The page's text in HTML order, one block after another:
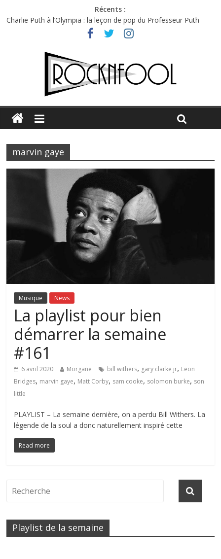
Récents :
Charlie Puth à l’Olympia : la leçon de pop du Professeur Puth
Festival Triptyque : un nouveau festival de musique indépendant
Hellfest 2026 vendredi : température et émotions en hausse
Hellfest 2026 jeudi : impossible de choisir entre chaleur et bonne
Première édition du Midgard Festival : entre bière, métal et
marvin gaye
Musique News
La playlist pour bien
démarrer la semaine
#161
6 avril 2020 Morgane bill withers, gary clarke jr, Leon
Bridges, marvin gaye, Matt Corby, sam cooke, solomon burke, son
little
PLAYLIST – La semaine dernière, on a perdu Bill Withers. La
légende de la soul a donc naturellement inspiré cette
Read more
Playlist de la semaine